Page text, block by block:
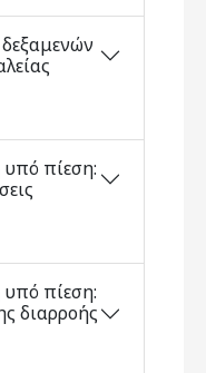
πίεση:
πίεση:
διαρροής